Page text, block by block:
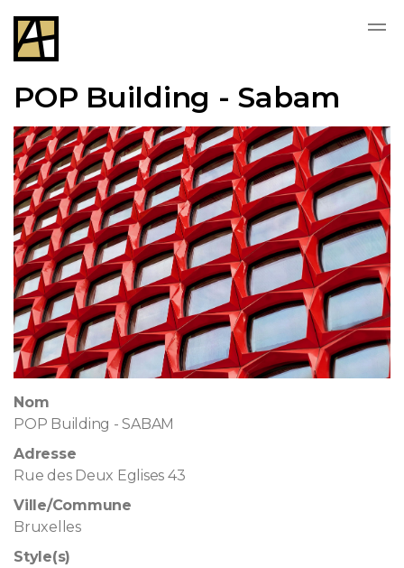
POP Building - Sabam
Nom
POP Building - SABAM
Adresse
Rue des Deux Eglises 43
Ville/Commune
Bruxelles
Style(s)